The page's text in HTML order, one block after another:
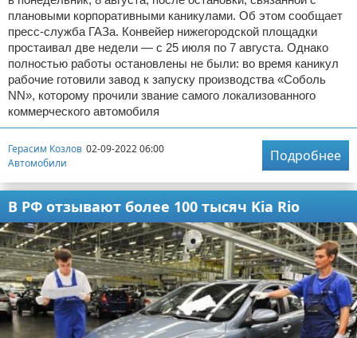
плановыми корпоративными каникулами. Об этом сообщает
пресс-служба ГАЗа. Конвейер нижегородской площадки
простаивал две недели — с 25 июля по 7 августа. Однако
полностью работы остановлены не были: во время каникул
рабочие готовили завод к запуску производства «Соболь
NN», которому прочили звание самого локализованного
коммерческого автомобиля
Герасим Козлов 02-09-2022 06:00
Автомобили
Подробнее
В РФ отзывают более 100 тысяч Kia Rio